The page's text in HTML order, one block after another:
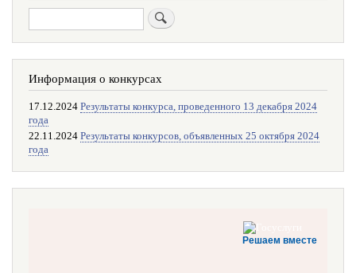
Поиск
Информация о конкурсах
17.12.2024 Результаты конкурса, проведенного 13 декабря 2024
года
22.11.2024 Результаты конкурсов, объявленных 25 октября 2024
года
Решаем вместе